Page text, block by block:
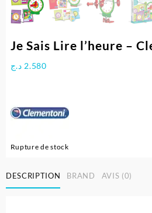
Je Sais Lire l’heure –
2.580 د.ج
Rupture de stock
DESCRIPTION BRAND AVIS (0)